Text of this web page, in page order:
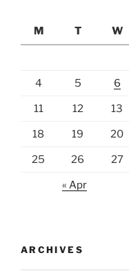
M
T W
4 5 6
11 12 13
18 19 20
25 26 27
« Apr
ARCHIVES